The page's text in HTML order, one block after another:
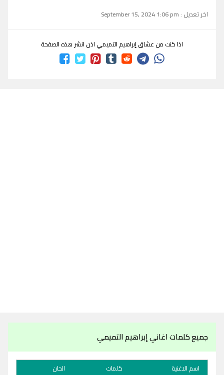
اخر تعديل : September 15, 2024 1:06 pm
اذا كنت من عشاق إبراهيم التميمي اذن انشر هذه الصفحة
جميع كلمات اغاني إبراهيم التميمي
اسم الاغنية كلمات الحان